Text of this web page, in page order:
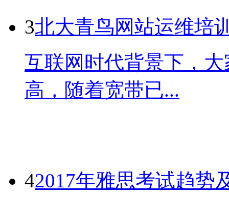
3北大青鸟网站运维培
互联网时代背景下，
高，随着宽带已...
42017年雅思考试趋势